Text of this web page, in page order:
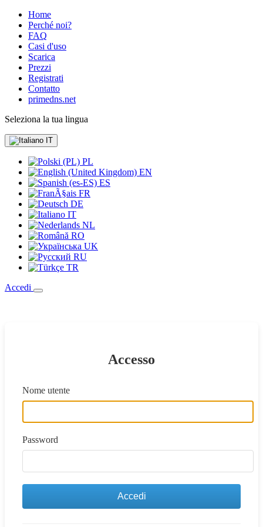
Home
Perché noi?
FAQ
Casi d'uso
Scarica
Prezzi
Registrati
Contatto
primedns.net
Seleziona la tua lingua
IT
PL
EN
ES
FR
DE
IT
NL
RO
UK
RU
TR
Accedi
Accesso
Nome utente
Password
Accedi